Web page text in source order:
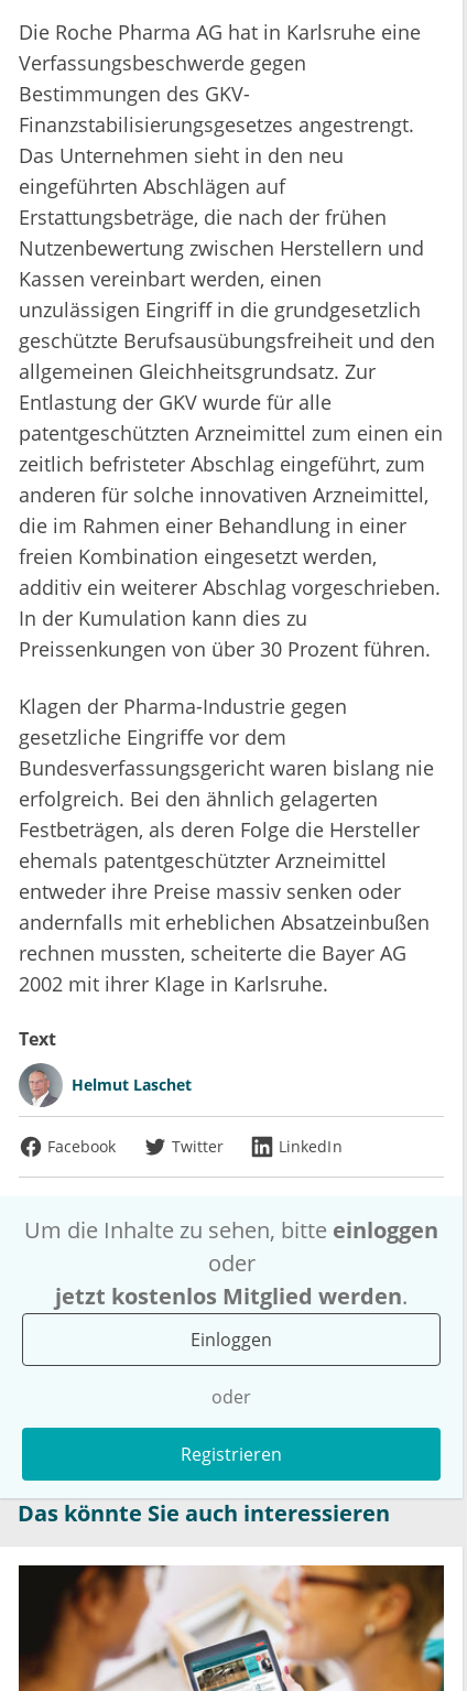
Die Roche Pharma AG hat in Karlsruhe eine
Verfassungsbeschwerde gegen
Bestimmungen des GKV-
Finanzstabilisierungsgesetzes angestrengt.
Das Unternehmen sieht in den neu
eingeführten Abschlägen auf
Erstattungsbeträge, die nach der frühen
Nutzenbewertung zwischen Herstellern und
Kassen vereinbart werden, einen
unzulässigen Eingriff in die grundgesetzlich
geschützte Berufsausübungsfreiheit und den
allgemeinen Gleichheitsgrundsatz. Zur
Entlastung der GKV wurde für alle
patentgeschützten Arzneimittel zum einen ein
zeitlich befristeter Abschlag eingeführt, zum
anderen für solche innovativen Arzneimittel,
die im Rahmen einer Behandlung in einer
freien Kombination eingesetzt werden,
additiv ein weiterer Abschlag vorgeschrieben.
In der Kumulation kann dies zu
Preissenkungen von über 30 Prozent führen.
Klagen der Pharma-Industrie gegen
gesetzliche Eingriffe vor dem
Bundesverfassungsgericht waren bislang nie
erfolgreich. Bei den ähnlich gelagerten
Festbeträgen, als deren Folge die Hersteller
ehemals patentgeschützter Arzneimittel
entweder ihre Preise massiv senken oder
andernfalls mit erheblichen Absatzeinbußen
rechnen mussten, scheiterte die Bayer AG
2002 mit ihrer Klage in Karlsruhe.
Text
Helmut Laschet
Facebook Twitter LinkedIn
Um die Inhalte zu sehen, bitte einloggen
oder
jetzt kostenlos Mitglied werden.
Einloggen
oder
Registrieren
Das könnte Sie auch interessieren